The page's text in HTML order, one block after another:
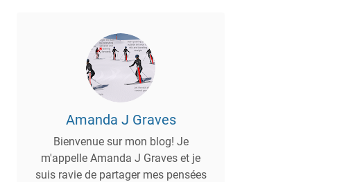
Amanda J Graves
Bienvenue sur mon blog! Je
m'appelle Amanda J Graves et je
suis ravie de partager mes pensées